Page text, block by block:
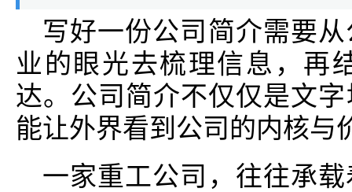
写好一份公司简介需要
业的眼光去梳理信息，再
达。公司简介不仅仅是文
能让外界看到公司的内核与
一家重工公司，往往承